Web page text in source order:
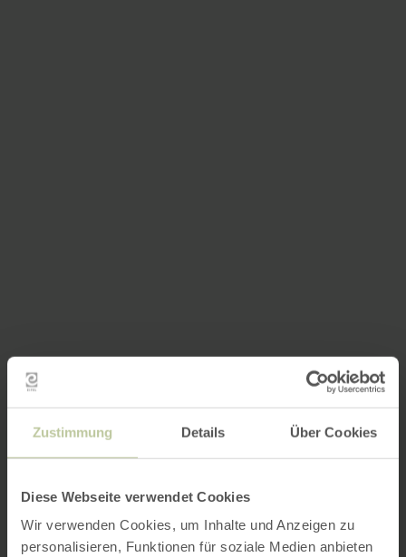
Zustimmung Details Über Cookies
Diese Webseite verwendet Cookies
Wir verwenden Cookies, um Inhalte und Anzeigen zu
personalisieren, Funktionen für soziale Medien anbieten